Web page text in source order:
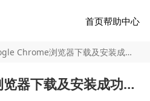
首页帮助中心
Chrome浏览器下载及安装成功后的首次设置
Google Chrome浏览器下载及安装成功后的首次设置